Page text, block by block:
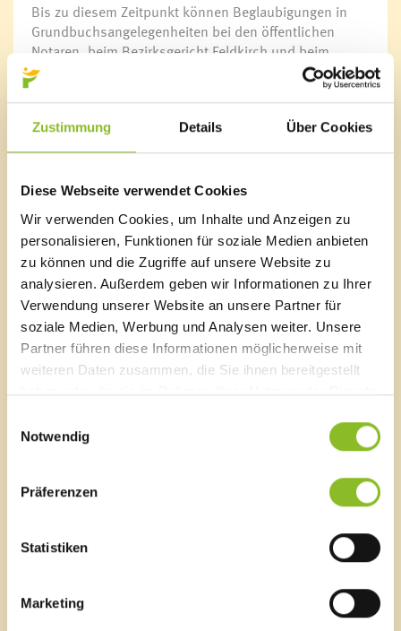
Zustimmung Details Über Cookies
Diese Webseite verwendet Cookies
Wir verwenden Cookies, um Inhalte und Anzeigen zu
personalisieren, Funktionen für soziale Medien anbieten
zu können und die Zugriffe auf unsere Website zu
analysieren. Außerdem geben wir Informationen zu Ihrer
Verwendung unserer Website an unsere Partner für
soziale Medien, Werbung und Analysen weiter. Unsere
Partner führen diese Informationen möglicherweise mit
weiteren Daten zusammen, die Sie ihnen bereitgestellt
haben oder die sie im Rahmen Ihrer Nutzung der Dienste
Notwendig
Präferenzen
Statistiken
Marketing
Bis zu diesem Zeitpunkt können Beglaubigungen in
Grundbuchsangelegenheiten bei den öffentlichen
Notaren, beim Bezirksgericht Feldkirch und beim
Landgericht Liechtenstein in Vaduz durchgeführt
Marktgemeinde Frastanz
Sägenplatz 1
A-6820 Frastanz, Österreich
Lageplan
T0043 5522 51534-0
F 0043 5522 51534-6
E-Mail an das Gemeindeamt
Schnellzugriff
Blackout
Bürgermeldungen
Veranstaltungskalender
News Archiv